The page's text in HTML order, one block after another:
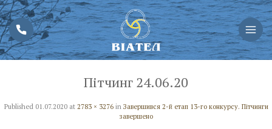
Пітчинг 24.06.20
Published 01.07.2020at 2783 × 3276in Завершився 2-й етап 13-го конкурсу. Пітчинги
завершено